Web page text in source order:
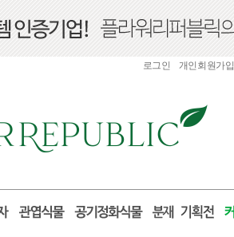
로그인 개인회원가입